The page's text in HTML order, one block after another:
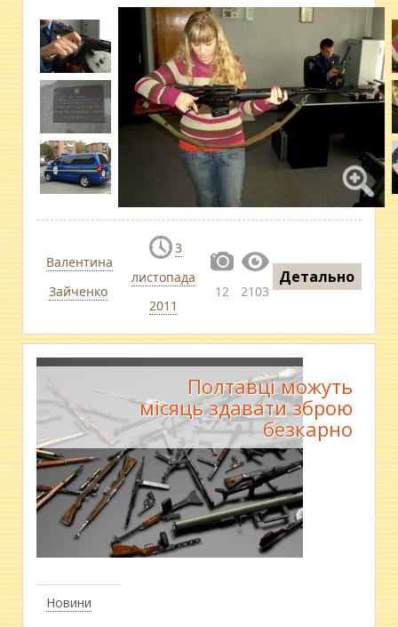
Валентина
Зайченко
3
листопада
2011
12 2103
Детально
Новини
Полтавці можуть
місяць здавати зброю
безкарно